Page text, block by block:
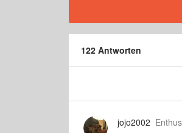
122 Antworten
jojo2002